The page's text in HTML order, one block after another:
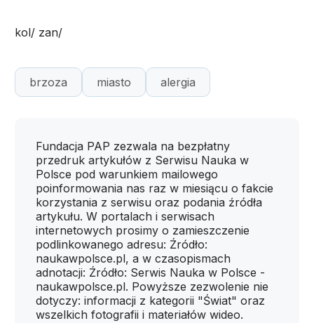
kol/ zan/
brzoza miasto alergia
Fundacja PAP zezwala na bezpłatny
przedruk artykułów z Serwisu Nauka w
Polsce pod warunkiem mailowego
poinformowania nas raz w miesiącu o fakcie
korzystania z serwisu oraz podania źródła
artykułu. W portalach i serwisach
internetowych prosimy o zamieszczenie
podlinkowanego adresu: Źródło:
naukawpolsce.pl, a w czasopismach
adnotacji: Źródło: Serwis Nauka w Polsce -
naukawpolsce.pl. Powyższe zezwolenie nie
dotyczy: informacji z kategorii "Świat" oraz
wszelkich fotografii i materiałów wideo.